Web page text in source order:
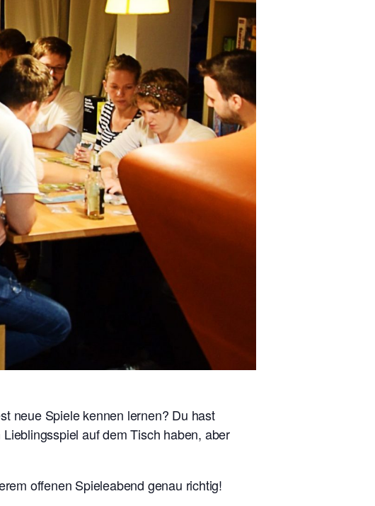
neue Spiele kennen lernen? Du hast
auf dem Tisch haben, aber
offenen Spieleabend genau richtig!